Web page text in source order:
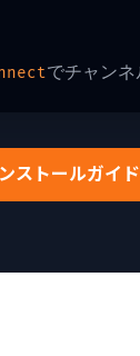
でチャン
ストールガイ